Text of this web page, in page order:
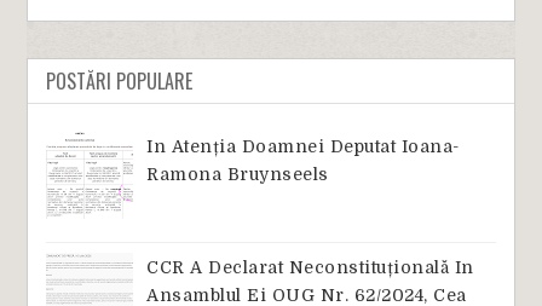
POSTĂRI POPULARE
In Atenția Doamnei Deputat Ioana-
Ramona Bruynseels
CCR A Declarat Neconstituțională In
Ansamblul Ei OUG Nr. 62/2024, Cea